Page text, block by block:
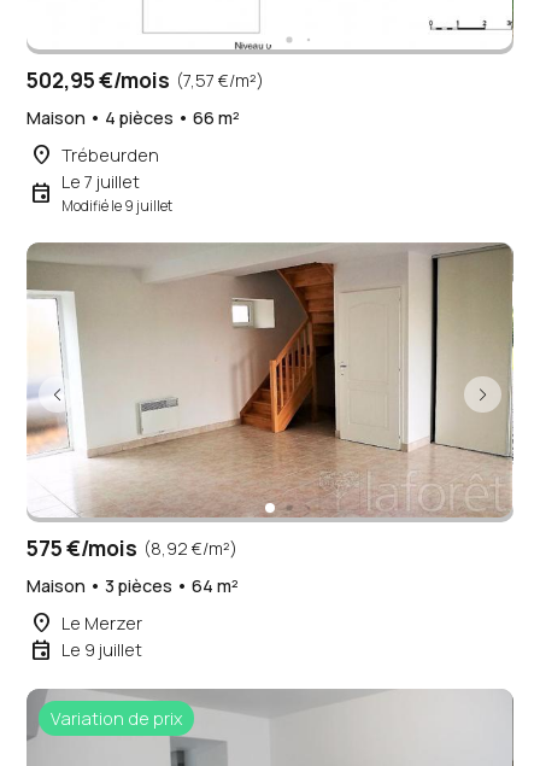
502,95 €/mois (7,57 €/m²)
Maison • 4 pièces • 66 m²
place Trébeurden
event Le 7 juillet
Modifié le 9 juillet
575 €/mois (8,92 €/m²)
Maison • 3 pièces • 64 m²
place Le Merzer
event Le 9 juillet
Variation de prix